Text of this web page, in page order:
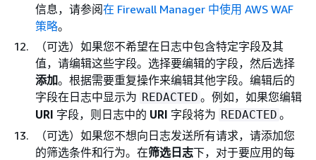
信息，请参阅在 Firewall Manager 中使用 AWS WAF
策略。
（可选）如果您不希望在日志中包含特定字段及其
值，请编辑这些字段。选择要编辑的字段，然后选择
添加。根据需要重复操作来编辑其他字段。编辑后的
字段在日志中显示为 REDACTED 。例如，如果您编辑
URI 字段，则日志中的 URI 字段将为 REDACTED 。
（可选）如果您不想向日志发送所有请求，请添加您
的筛选条件和行为。在筛选日志下，对于要应用的每